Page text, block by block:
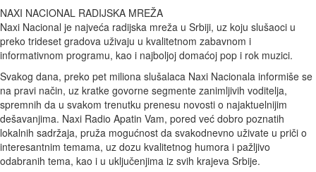
NAXI NACIONAL RADIJSKA MREŽA
Naxi Nacional je najveća radijska mreža u Srbiji, uz koju slušaoci u
preko trideset gradova uživaju u kvalitetnom zabavnom i
informativnom programu, kao i najboljoj domaćoj pop i rok muzici.
Svakog dana, preko pet miliona slušalaca Naxi Nacionala informiše se
na pravi način, uz kratke govorne segmente zanimljivih voditelja,
spremnih da u svakom trenutku prenesu novosti o najaktuelnijim
dešavanjima. Naxi Radio Apatin Vam, pored već dobro poznatih
lokalnih sadržaja, pruža mogućnost da svakodnevno uživate u priči o
interesantnim temama, uz dozu kvalitetnog humora i pažljivo
odabranih tema, kao i u uključenjima iz svih krajeva Srbije.